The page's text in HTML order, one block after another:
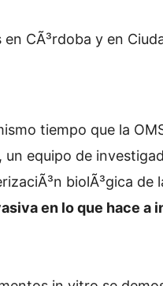
CÃ³rdoba y en
tiempo que la
equipo de
biolÃ³gica de
en lo que hace a